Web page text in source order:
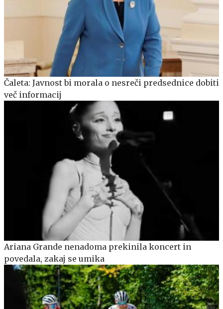
Čaleta: Javnost bi morala o nesreči predsednice dobiti
več informacij
Ariana Grande nenadoma prekinila koncert in
povedala, zakaj se umika